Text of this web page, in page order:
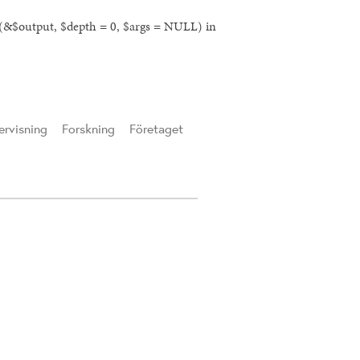
$depth = 0, $args = NULL) in
Forskning Företaget